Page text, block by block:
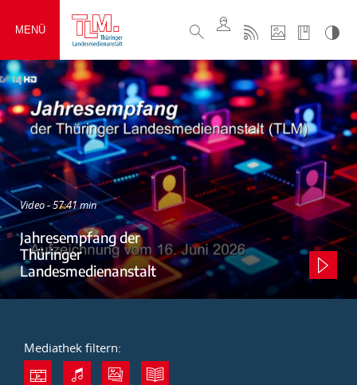
MENÜ
Video - 57:41 min
Jahresempfang der
Thüringer
Landesmedienanstalt
Mediathek filtern: